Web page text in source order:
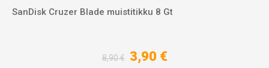
SanDisk Cruzer Blade muistitikku 8 Gt
8,90 € 3,90 €